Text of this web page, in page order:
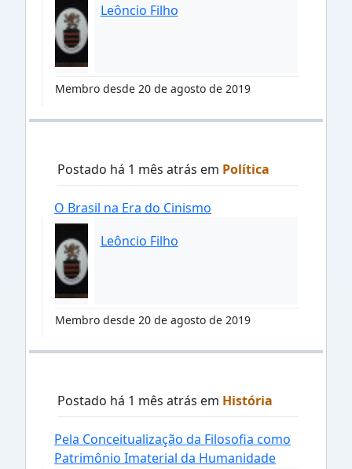
Leôncio Filho
Membro desde 20 de agosto de 2019
Postado há 1 mês atrás em Política
O Brasil na Era do Cinismo
Leôncio Filho
Membro desde 20 de agosto de 2019
Postado há 1 mês atrás em História
Pela Conceitualização da Filosofia como
Patrimônio Imaterial da Humanidade